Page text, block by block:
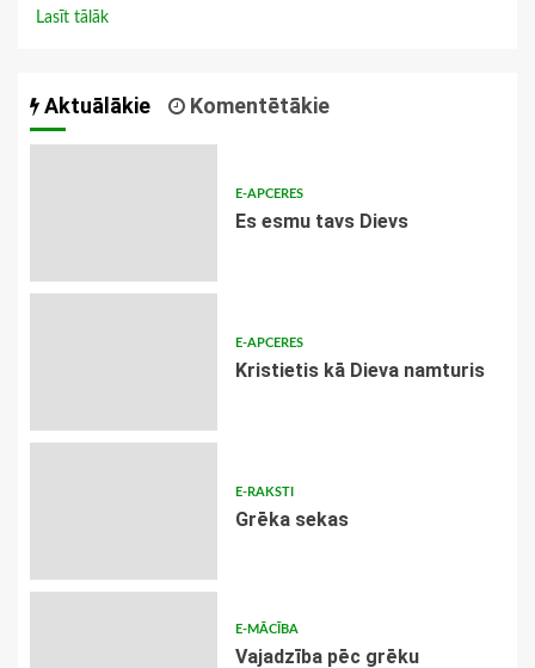
Lasīt tālāk
Aktuālākie Komentētākie
E-APCERES
Es esmu tavs Dievs
E-APCERES
Kristietis kā Dieva namturis
E-RAKSTI
Grēka sekas
E-MĀCĪBA
Vajadzība pēc grēku